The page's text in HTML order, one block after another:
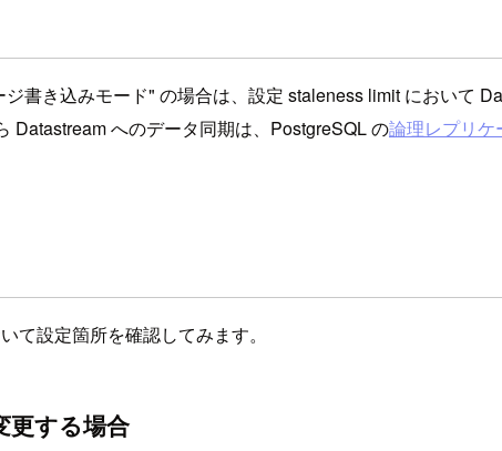
書き込みモード" の場合は、設定 staleness limit において
Datastream へのデータ同期は、PostgreSQL の論理レプリケ
て設定箇所を確認してみます。
更する場合